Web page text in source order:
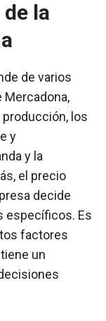
la
de varios
Mercadona,
los
y
y la
el precio
decide
específicos. Es
factores
un